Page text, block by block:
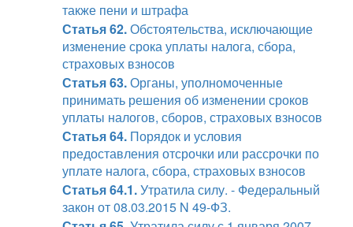
также пени и штрафа
Статья 62.Обстоятельства, исключающие
изменение срока уплаты налога, сбора,
страховых взносов
Статья 63.Органы, уполномоченные
принимать решения об изменении сроков
уплаты налогов, сборов, страховых взносов
Статья 64. Порядок и условия
предоставления отсрочки или рассрочки по
уплате налога, сбора, страховых взносов
Статья 64.1.Утратила силу. - Федеральный
закон от 08.03.2015 N 49-ФЗ.